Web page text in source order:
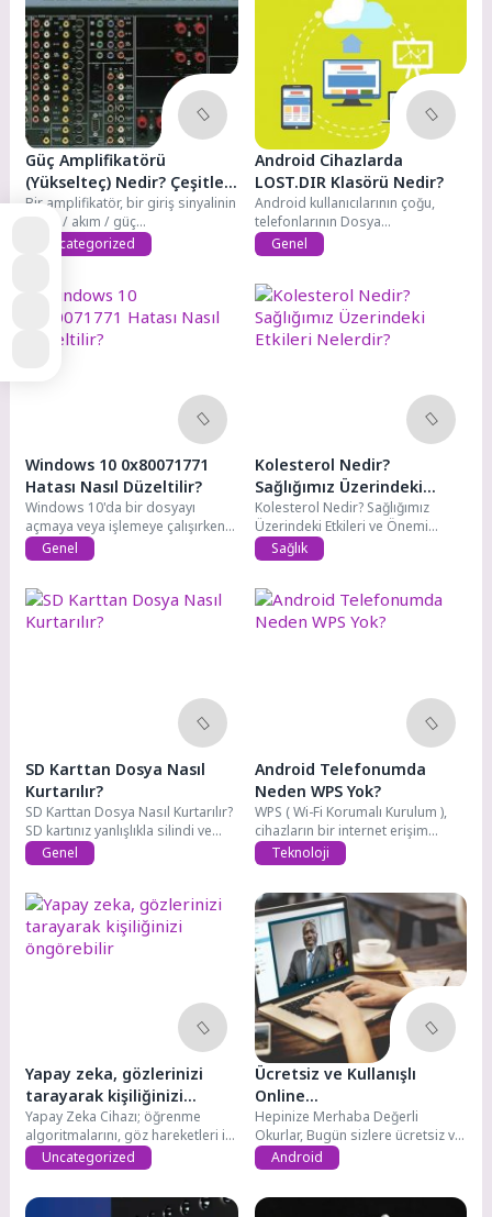
Güç Amplifikatörü
(Yükselteç) Nedir? Çeşitleri
Nelerdir?
Bir amplifikatör, bir giriş sinyalinin
voltaj / akım / güç...
Uncategorized
Android Cihazlarda
LOST.DIR Klasörü Nedir?
Android kullanıcılarının çoğu,
telefonlarının Dosya
Yöneticisinde LOST.DIR adında
bir klasör...
Genel
Windows 10 0x80071771
Hatası Nasıl Düzeltilir?
Windows 10'da bir dosyayı
açmaya veya işlemeye çalışırken
0x80071771 hatası...
Genel
Kolesterol Nedir?
Sağlığımız Üzerindeki
Etkileri Nelerdir?
Kolesterol Nedir? Sağlığımız
Üzerindeki Etkileri ve Önemi
Kolesterol, vücudumuzda
bulunan...
Sağlık
SD Karttan Dosya Nasıl
Kurtarılır?
SD Karttan Dosya Nasıl Kurtarılır?
SD kartınız yanlışlıkla silindi ve...
Genel
Android Telefonumda
Neden WPS Yok?
WPS ( Wi-Fi Korumalı Kurulum ),
cihazların bir internet erişim...
Teknoloji
Yapay zeka, gözlerinizi
tarayarak kişiliğinizi
öngörebilir
Yapay Zeka Cihazı; öğrenme
algoritmalarını, göz hareketleri ile
beş kişilik...
Uncategorized
Ücretsiz ve Kullanışlı
Online
Meetings(Konferans)
Programları
Hepinize Merhaba Değerli
Okurlar, Bugün sizlere ücretsiz ve
kullanışlı Online...
Android